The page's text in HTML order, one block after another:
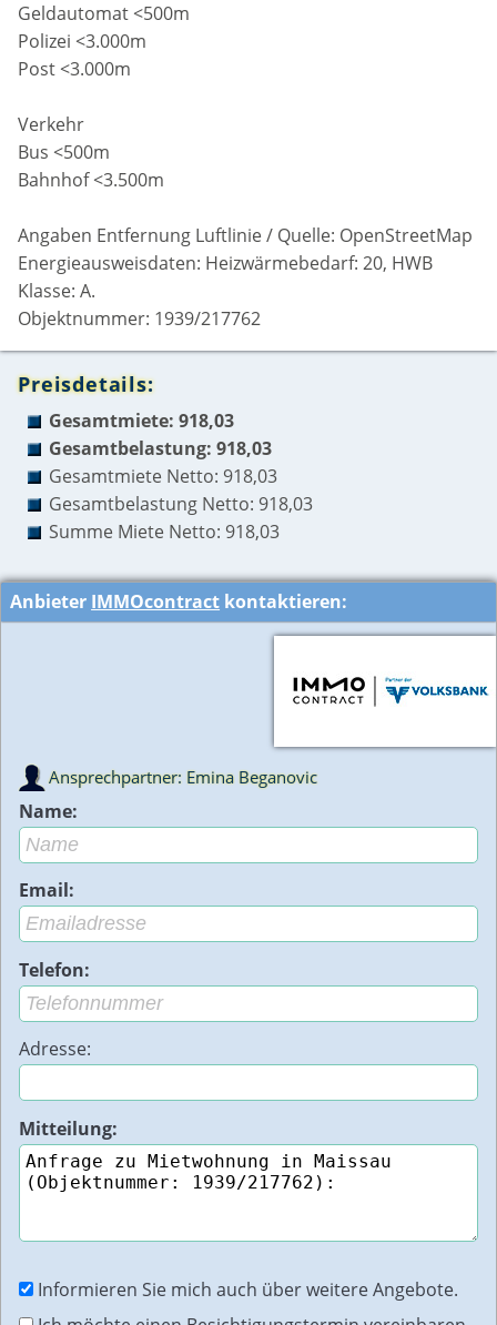
Geldautomat <500m
Polizei <3.000m
Post <3.000m
Verkehr
Bus <500m
Bahnhof <3.500m
Angaben Entfernung Luftlinie / Quelle: OpenStreetMap
Energieausweisdaten: Heizwärmebedarf: 20, HWB
Klasse: A.
Objektnummer: 1939/217762
Preisdetails:
Gesamtmiete: 918,03
Gesamtbelastung: 918,03
Gesamtmiete Netto: 918,03
Gesamtbelastung Netto: 918,03
Summe Miete Netto: 918,03
Anbieter IMMOcontract kontaktieren:
Ansprechpartner: Emina Beganovic
Name:
Email:
Telefon:
Adresse:
Mitteilung:
Informieren Sie mich auch über weitere Angebote.